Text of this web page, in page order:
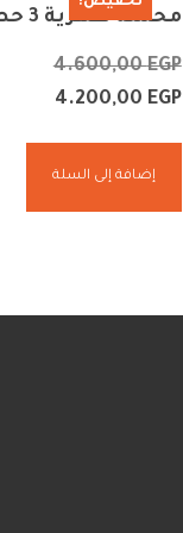
محشة ظهرية 3 حصان
4.600,00EGP
4.200,00 EGP
إضافة إلى السلة